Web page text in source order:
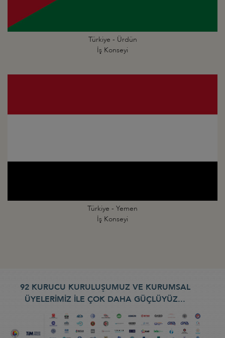
Türkiye - Ürdün
İş Konseyi
Türkiye - Yemen
İş Konseyi
92 KURUCU KURULUŞUMUZ VE KURUMSAL
ÜYELERİMİZ İLE ÇOK DAHA GÜÇLÜYÜZ...